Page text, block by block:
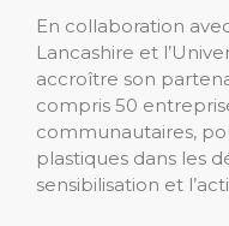
En collaboration
Lancashire et
accroître son
compris 50
communautaires,
plastiques dans les
sensibilisation et